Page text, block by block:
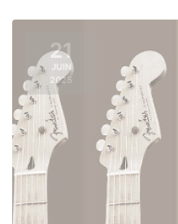
21
JUIN
2025